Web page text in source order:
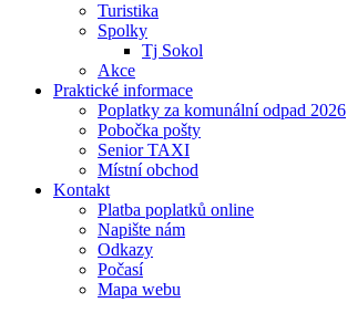
Turistika
Spolky
Tj Sokol
Akce
Praktické informace
Poplatky za komunální odpad 2026
Pobočka pošty
Senior TAXI
Místní obchod
Kontakt
Platba poplatků online
Napište nám
Odkazy
Počasí
Mapa webu